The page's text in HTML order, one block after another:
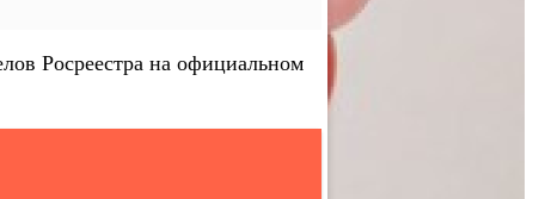
Росреестра на официальном